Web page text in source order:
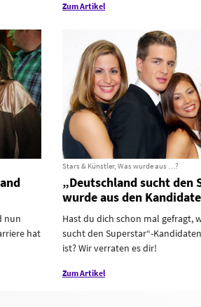
Zum Artikel
nun
hat
Stars & Künstler, Was wurde aus …?
„Deutschland sucht den
wurde aus den
Hast du dich schon mal gefragt,
sucht den Superstar“-
ist? Wir verraten es dir!
Zum Artikel